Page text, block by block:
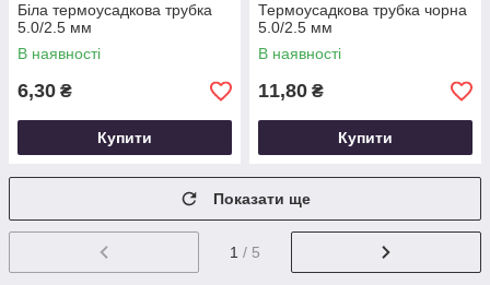
Біла термоусадкова трубка
5.0/2.5 мм
В наявності
6,30 ₴
Купити
Термоусадкова трубка чорна
5.0/2.5 мм
В наявності
11,80 ₴
Купити
Показати ще
1 / 5